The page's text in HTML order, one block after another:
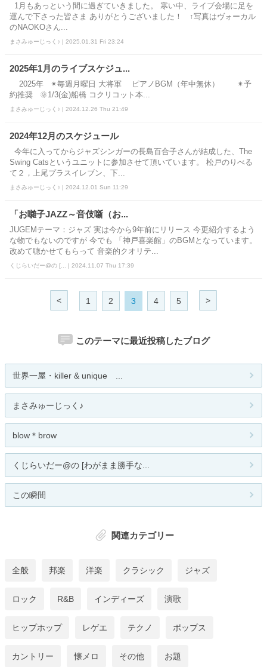
1月もあっという間に過ぎていきました。 寒い中、ライブ会場に足を
運んで下さった皆さま ありがとうございました！ ↑写真はヴォーカル
のNAOKOさん...
まさみゅーじっく♪ | 2025.01.31 Fri 23:24
2025年1月のライブスケジュ...
2025年 ✴毎週月曜日 大将軍 ピアノBGM（年中無休） ✴予
約推奨 🌞1/3(金)船橋 コクリコット本...
まさみゅーじっく♪ | 2024.12.26 Thu 21:49
2024年12月のスケジュール
今年に入ってからジャズシンガーの長島百合子さんが結成した、The
Swing Catsというユニットに参加させて頂いています。 松戸のりべる
て２，上尾プラスイレブン、下...
まさみゅーじっく♪ | 2024.12.01 Sun 11:29
「お囃子JAZZ～音伎噺（お...
JUGEMテーマ：ジャズ 実は今から9年前にリリース 今更紹介するよう
な物でもないのですが 今でも 「神戸喜楽館」のBGMとなっています。
改めて聴かせてもらって 音楽的クオリテ...
くじらいだー@の [... | 2024.11.07 Thu 17:39
< 1 2 3 4 5 >
このテーマに最近投稿したブログ
世界一屋・killer & unique ...
まさみゅーじっく♪
blow＊brow
くじらいだー@の [わがまま勝手な...
この瞬間
関連カテゴリー
全般 邦楽 洋楽 クラシック ジャズ
ロック R&B インディーズ 演歌
ヒップホップ レゲエ テクノ ポップス
カントリー 懐メロ その他 お題